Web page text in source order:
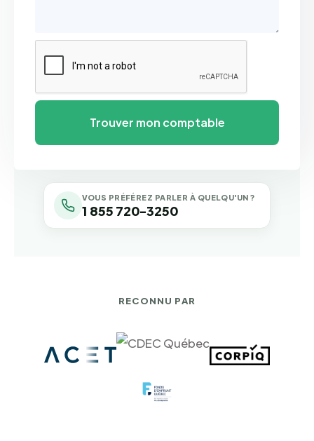
VOUS PRÉFÉREZ PARLER À QUELQU'UN ?
1 855 720-3250
RECONNU PAR